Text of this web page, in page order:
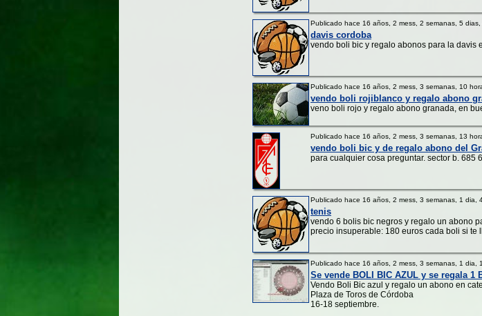
Publicado hace 16 años, 2 mess, 2 semanas, 5
davis cordoba
vendo boli bic y regalo abonos para la davis
Publicado hace 16 años, 2 mess, 3 semanas, 10
vendo boli rojiblanco y regalo abono
veno boli rojo y regalo abono granada, en
Publicado hace 16 años, 2 mess, 3 semanas, 13
vendo boli bic y de regalo abono del
para cualquier cosa preguntar. sector b. 685
Publicado hace 16 años, 2 mess, 3 semanas, 1 dia,
tenis
vendo 6 bolis bic negros y regalo un abono
precio insuperable: 180 euros cada boli si te
Publicado hace 16 años, 2 mess, 3 semanas, 1 dia,
Se vende BOLI BIC AZUL y se regala 1
Vendo Boli Bic azul y regalo un abono en
Plaza de Toros de Córdoba
16-18 septiembre.